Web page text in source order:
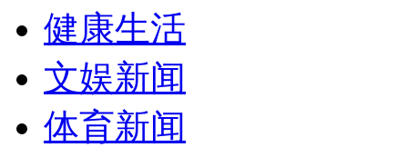
健康生活
文娱新闻
体育新闻